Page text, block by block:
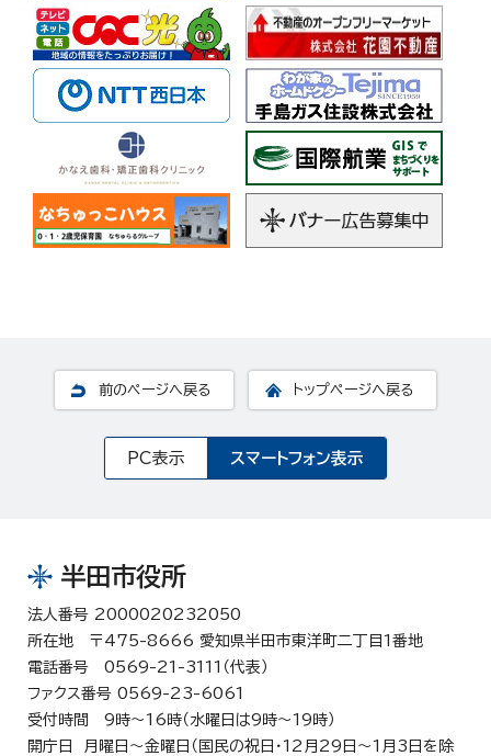
前のページへ戻る トップページへ戻る
PC表示 スマートフォン表示
半田市役所
法人番号 2000020232050
所在地 〒475-8666 愛知県半田市東洋町二丁目1番地
電話番号 0569-21-3111（代表）
ファクス番号 0569-23-6061
受付時間 9時～16時（水曜日は9時～19時）
開庁日 月曜日～金曜日（国民の祝日・12月29日～1月3日を除